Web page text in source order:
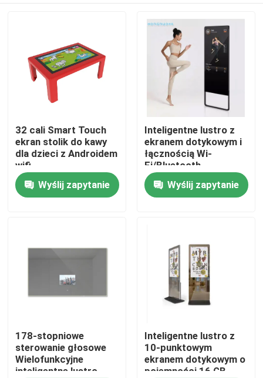
Wycieczka po fabryce
32 cali Smart Touch
ekran stolik do kawy
dla dzieci z Androidem
wifi
Wyślij zapytanie
Inteligentne lustro z
ekranem dotykowym i
łącznością Wi-
Fi/Bluetooth
Wyślij zapytanie
178-stopniowe
sterowanie głosowe
Wielofunkcyjne
inteligentne lustro
Inteligentne lustro z
10-punktowym
ekranem dotykowym o
pojemności 16 GB